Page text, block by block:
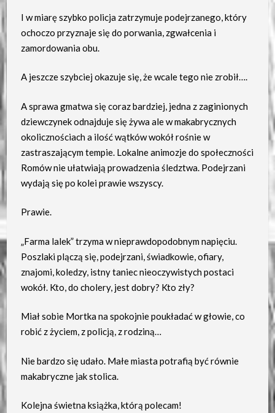
I w miarę szybko policja zatrzymuje podejrzanego, który
ochoczo przyznaje się do porwania, zgwałcenia i
zamordowania obu.
A jeszcze szybciej okazuje się, że wcale tego nie zrobił….
A sprawa gmatwa się coraz bardziej, jedna z zaginionych
dziewczynek odnajduje się żywa ale w makabrycznych
okolicznościach a ilość wątków wokół rośnie w
zastraszającym tempie. Lokalne animozje do społeczności
Romów nie ułatwiają prowadzenia śledztwa. Podejrzani
wydają się po kolei prawie wszyscy.
Prawie.
„Farma lalek” trzyma w nieprawdopodobnym napięciu.
Poszlaki plączą się, podejrzani, świadkowie, ofiary,
znajomi, koledzy, istny taniec nieoczywistych postaci
wokół. Kto, do cholery, jest dobry? Kto zły?
Miał sobie Mortka na spokojnie poukładać w głowie, co
robić z życiem, z policją, z rodziną…
Nie bardzo się udało. Małe miasta potrafią być równie
makabryczne jak stolica.
Kolejna świetna książka, którą polecam!